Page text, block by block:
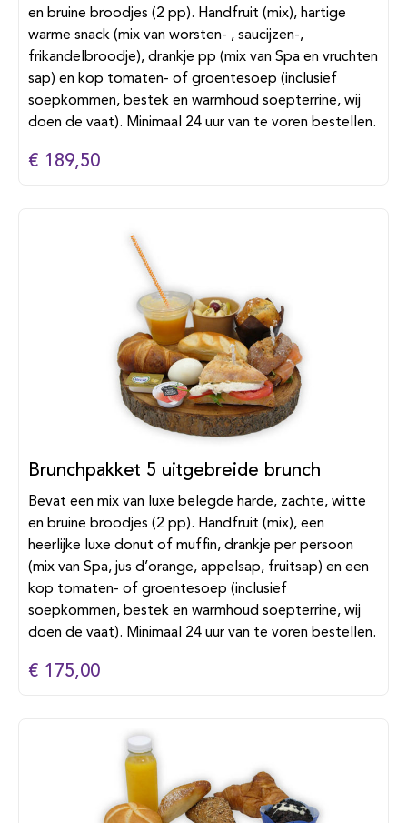
en bruine broodjes (2 pp). Handfruit (mix), hartige
warme snack (mix van worsten- , saucijzen-,
frikandelbroodje), drankje pp (mix van Spa en vruchten
sap) en kop tomaten- of groentesoep (inclusief
soepkommen, bestek en warmhoud soepterrine, wij
doen de vaat). Minimaal 24 uur van te voren bestellen.
€ 189,50
Brunchpakket 5 uitgebreide brunch
Bevat een mix van luxe belegde harde, zachte, witte
en bruine broodjes (2 pp). Handfruit (mix), een
heerlijke luxe donut of muffin, drankje per persoon
(mix van Spa, jus d’orange, appelsap, fruitsap) en een
kop tomaten- of groentesoep (inclusief
soepkommen, bestek en warmhoud soepterrine, wij
doen de vaat). Minimaal 24 uur van te voren bestellen.
€ 175,00